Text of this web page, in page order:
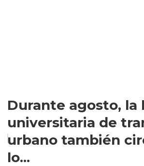
Durante agosto, la
universitaria de
urbano también
lo...